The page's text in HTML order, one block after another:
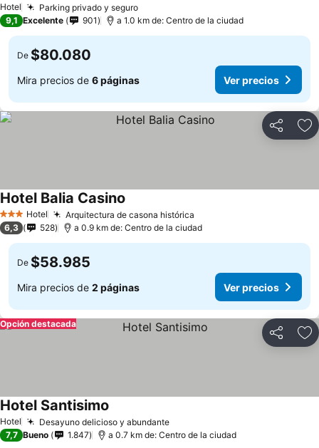
Hotel Parking privado y seguroVer precios
9,1 Excelente 901 a 1.0 km de: Centro de la ciudad
De $80.080
Mira precios de 6 páginas Ver precios
Compartir
3 Estrellas
Hotel Arquitectura de casona histórica
Hotel Balia Casino
6,3 528 a 0.9 km de: Centro de la ciudad
De $58.985
Mira precios de 2 páginas Ver precios
Compartir
Opción destacada
Hotel Desayuno delicioso y abundanteVer precios
Hotel Santisimo
7,7 Bueno 1.847 a 0.7 km de: Centro de la ciudad